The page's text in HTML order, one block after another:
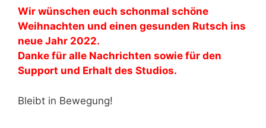
Wir wünschen euch schonmal schöne
Weihnachten und einen gesunden Rutsch ins
neue Jahr 2022.
Danke für alle Nachrichten sowie für den
Support und Erhalt des Studios.
Bleibt in Bewegung!